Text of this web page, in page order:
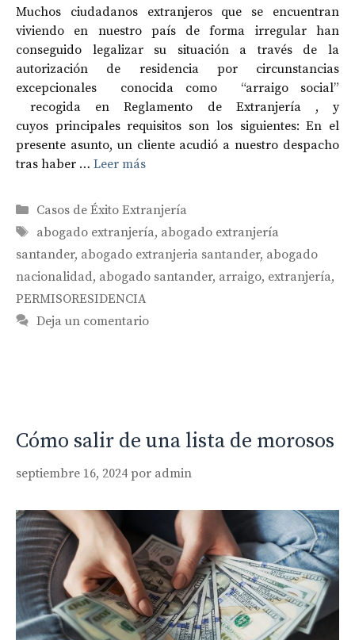
Muchos ciudadanos extranjeros que se encuentran
viviendo en nuestro país de forma irregular han
conseguido legalizar su situación a través de la
autorización de residencia por circunstancias
excepcionales conocida como “arraigo social”
recogida en Reglamento de Extranjería , y
cuyos principales requisitos son los siguientes: En el
presente asunto, un cliente acudió a nuestro despacho
tras haber … Leer más
Categorías
Casos de Éxito Extranjería
Etiquetas
abogado extranjería, abogado extranjería
santander, abogado extranjeria santander, abogado
nacionalidad, abogado santander, arraigo, extranjería,
PERMISORESIDENCIA
Deja un comentario
Cómo salir de una lista de morosos
septiembre 16, 2024 por admin